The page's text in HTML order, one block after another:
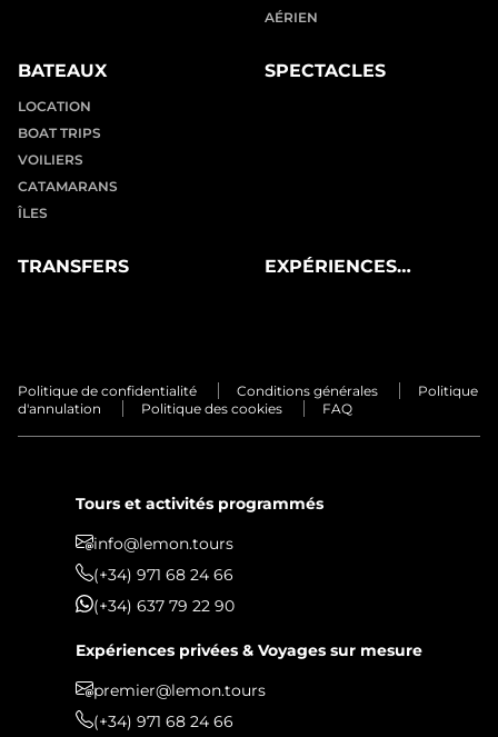
AÉRIEN
BATEAUX
LOCATION
BOAT TRIPS
VOILIERS
CATAMARANS
ÎLES
SPECTACLES
TRANSFERS
EXPÉRIENCES
Politique de confidentialité Conditions générales
Politique
d'annulation
Politique des cookies FAQ
Tours et activités programmés
info@lemon.tours
(+34) 971 68 24 66
(+34) 637 79 22 90
Expériences privées & Voyages sur mesure
premier@lemon.tours
(+34) 971 68 24 66